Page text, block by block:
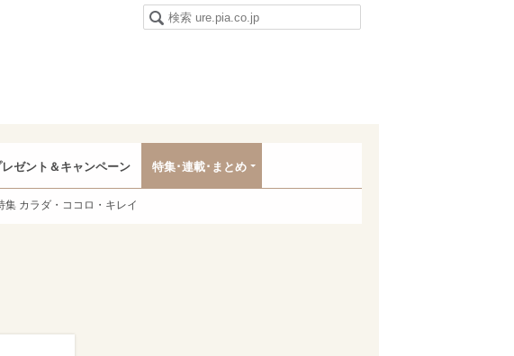
レゼント＆キャンペーン 特集･連載･まとめ
集 カラダ・ココロ・キレイ